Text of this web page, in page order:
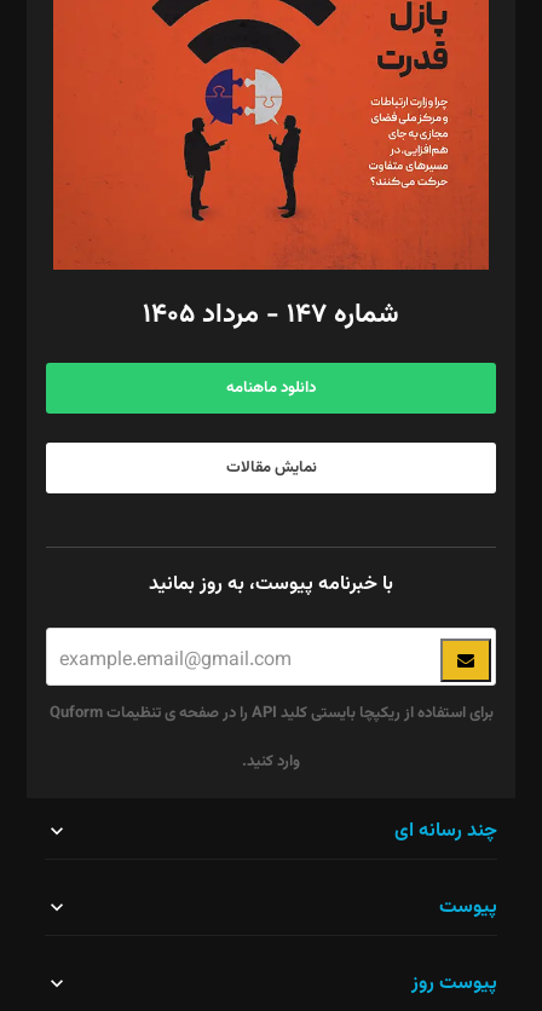
مصطفی مسجدی آرانی، ابوالفضل رجبی، زهرا فکرانه، فائزه فتحی
رستمی،مصطفی باستان
ویرایش: نگار استاد‌‌آقا
طراح یونیفرم: مجید توکلی
فیلمبرداری و عکاسی: امیر شفیعی، مانی لطفی زاده
گرافیک و صفحه‌آرایی: سید‌سبحان‌علی ثابت
مد‌یر توسعه تجاری: کامبیز برید‌
امور مالی: شاپور رهبری، محمد‌ کاظمی‌نیا
آگهی و مشترکین: ۰۹۱۹۹۹۹۰۴۵۴
شماره ۱۴۷ - مرداد ۱۴۰۵
دانلود ماهنامه
نمایش مقالات
با خبرنامه پیوست، به روز بمانید
برای استفاده از ریکپچا بایستی کلید API را در صفحه ی تنظیمات Quform
وارد کنید.
نباید
چند رسانه ای
پیوست
پیوست روز